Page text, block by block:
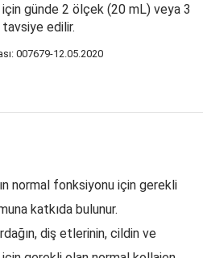
günde 2 ölçek (20 mL) veya 3
edilir.
007679-12.05.2020
normal fonksiyonu için gerekli
katkıda bulunur.
diş etlerinin, cildin ve